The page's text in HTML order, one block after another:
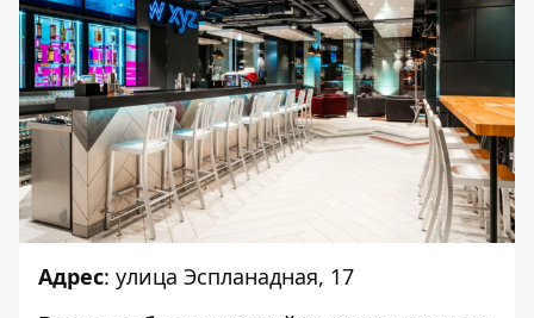
Адрес: улица Эспланадная, 17